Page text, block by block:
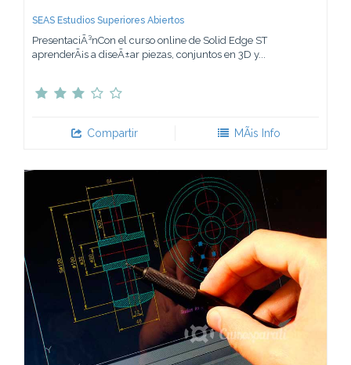
SEAS Estudios Superiores Abiertos
PresentaciÃ³nCon el curso online de Solid Edge ST
aprenderÃ¡s a diseÃ±ar piezas, conjuntos en 3D y...
Compartir MÃ¡s Info